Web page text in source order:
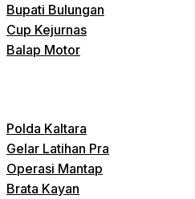
Bupati Bulungan
Cup Kejurnas
Balap Motor
Polda Kaltara
Gelar Latihan Pra
Operasi Mantap
Brata Kayan